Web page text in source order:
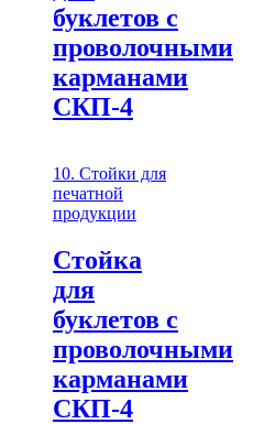
буклетов c
проволочными
карманами
СКП-4
10. Стойки для
печатной
продукции
Стойка
для
буклетов c
проволочными
карманами
СКП-4